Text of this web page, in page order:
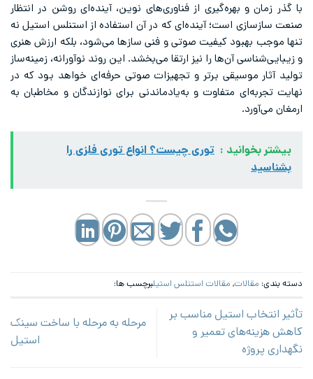
با گذر زمان و بهره‌گیری از فناوری‌های نوین، آینده‌ای روشن در انتظار
صنعت سازسازی است؛ آینده‌ای که در آن استفاده از استنلس استیل نه
تنها موجب بهبود کیفیت صوتی و فنی سازها می‌شود، بلکه ارزش هنری
و زیبایی‌شناسی آن‌ها را نیز ارتقا می‌بخشد. این روند نوآورانه، زمینه‌ساز
تولید آثار موسیقی برتر و تجهیزات صوتی حرفه‌ای خواهد بود که در
نهایت تجربه‌ای متفاوت و به‌یادماندنی برای نوازندگان و مخاطبان به
ارمغان می‌آورد.
بیشتر بخوانید : توری چیست؟ انواع توری فلزی را
بشناسید
دسته بندی: مقالات, مقالات استنلس استیلبرچسب ها:
تأثیر انتخاب استیل مناسب بر
کاهش هزینه‌های تعمیر و
نگهداری پروژه
مرحله به مرحله با ساخت سینک
استیل